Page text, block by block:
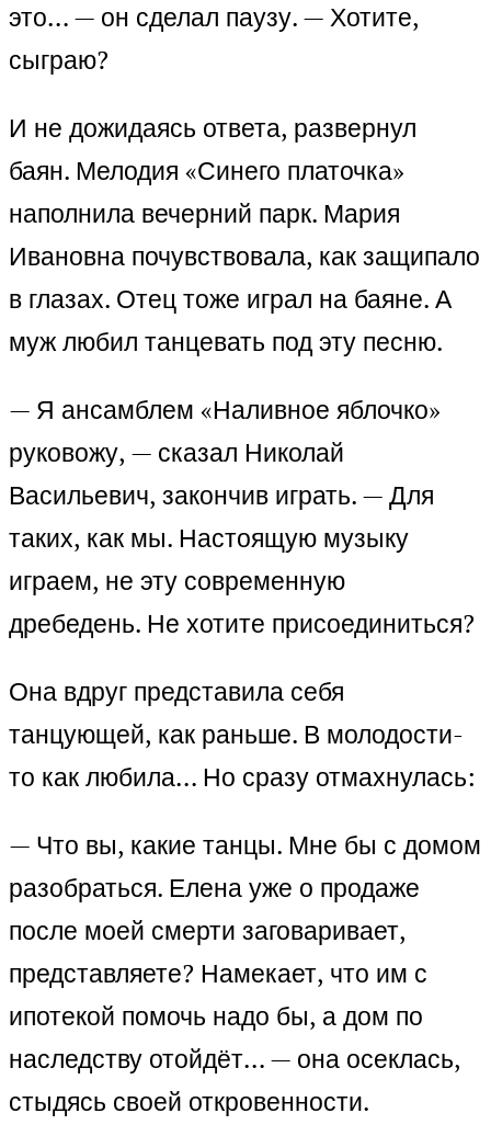
это… — он сделал паузу. — Хотите,
сыграю?
И не дожидаясь ответа, развернул
баян. Мелодия «Синего платочка»
наполнила вечерний парк. Мария
Ивановна почувствовала, как защипало
в глазах. Отец тоже играл на баяне. А
муж любил танцевать под эту песню.
— Я ансамблем «Наливное яблочко»
руковожу, — сказал Николай
Васильевич, закончив играть. — Для
таких, как мы. Настоящую музыку
играем, не эту современную
дребедень. Не хотите присоединиться?
Она вдруг представила себя
танцующей, как раньше. В молодости-
то как любила… Но сразу отмахнулась:
— Что вы, какие танцы. Мне бы с домом
разобраться. Елена уже о продаже
после моей смерти заговаривает,
представляете? Намекает, что им с
ипотекой помочь надо бы, а дом по
наследству отойдёт… — она осеклась,
стыдясь своей откровенности.